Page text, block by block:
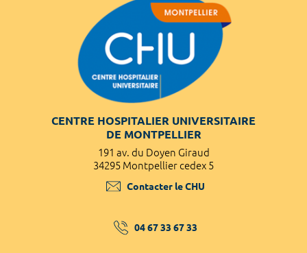
CENTRE HOSPITALIER UNIVERSITAIRE
DE MONTPELLIER
191 av. du Doyen Giraud
34295 Montpellier cedex 5
Contacter le CHU
04 67 33 67 33